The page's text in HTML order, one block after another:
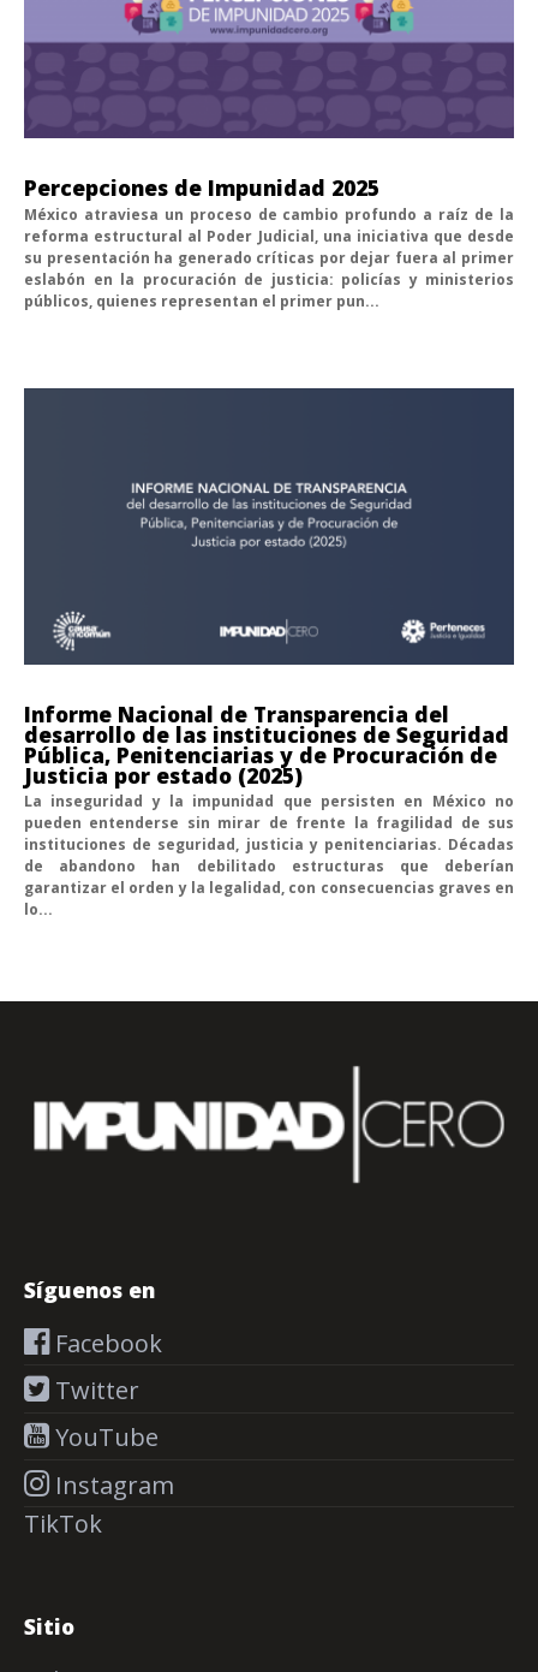
Percepciones de Impunidad 2025
México atraviesa un proceso de cambio profundo a raíz de la
reforma estructural al Poder Judicial, una iniciativa que desde
su presentación ha generado críticas por dejar fuera al primer
eslabón en la procuración de justicia: policías y ministerios
públicos, quienes representan el primer pun...
Informe Nacional de Transparencia del
desarrollo de las instituciones de Seguridad
Pública, Penitenciarias y de Procuración de
Justicia por estado (2025)
La inseguridad y la impunidad que persisten en México no
pueden entenderse sin mirar de frente la fragilidad de sus
instituciones de seguridad, justicia y penitenciarias. Décadas
de abandono han debilitado estructuras que deberían
garantizar el orden y la legalidad, con consecuencias graves en
lo...
Síguenos en
Facebook
Twitter
YouTube
Instagram
TikTok
Sitio